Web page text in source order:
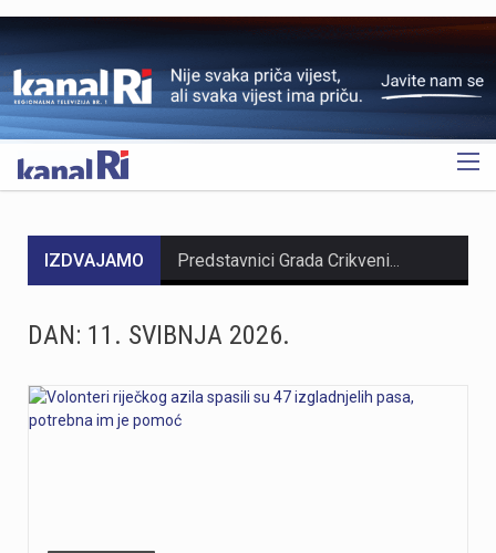
OGLAS
IZDVAJAMO
DAN: 11. SVIBNJA 2026.